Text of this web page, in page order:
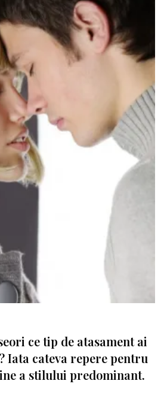
ce tip de atasament ai
Iata cateva repere pentru
a stilului predominant.